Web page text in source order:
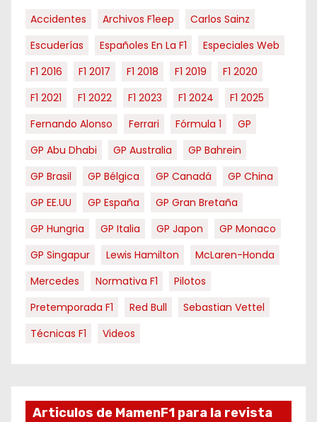
Accidentes Archivos F1eep
Carlos Sainz
Escuderías
Españoles En La F1
Especiales Web
F1 2016
F1 2017 F1 2018 F1 2019
F1 2020
F1 2021
F1 2022 F1 2023 F1 2024
F1 2025
Fernando Alonso
Ferrari Fórmula 1
GP
GP Abu Dhabi
GP Australia
GP Bahrein
GP Brasil
GP Bélgica GP Canadá
GP China
GP EE.UU
GP España
GP Gran Bretaña
GP Hungria
GP Italia GP Japon
GP Monaco
GP Singapur
Lewis Hamilton
McLaren-Honda
Mercedes
Normativa F1
Pilotos
Pretemporada F1
Red Bull
Sebastian Vettel
Técnicas F1
Videos
Articulos de MamenF1 para la revista